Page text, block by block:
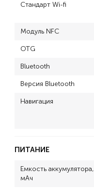
Стандарт Wi-fi
Модуль NFC
OTG
Bluetooth
Версия Bluetooth
Навигация
ПИТАНИЕ
Емкость аккумулятора,
мАч